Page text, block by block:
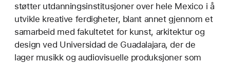
støtter utdanningsinstitusjoner over hele Mexico i å
utvikle kreative ferdigheter, blant annet gjennom et
samarbeid med fakultetet for kunst, arkitektur og
design ved Universidad de Guadalajara, der de
lager musikk og audiovisuelle produksjoner som